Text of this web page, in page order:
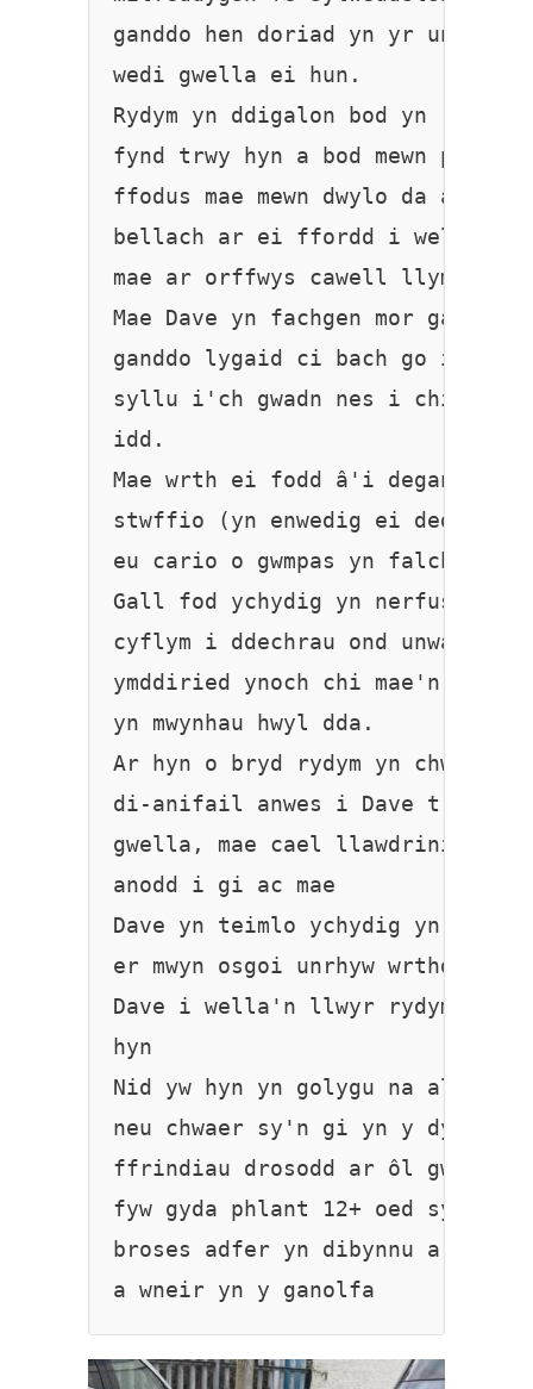
ganddo hen doriad yn yr un
wedi gwella ei hun.
Rydym yn ddigalon bod yn rhaid
fynd trwy hyn a bod mewn poen
ffodus mae mewn dwylo da ac mae
bellach ar ei ffordd i wella.
mae ar orffwys cawell llym am
Mae Dave yn fachgen mor
ganddo lygaid ci bach go iawn
syllu i'ch gwadn nes i chi roi
idd.
Mae wrth ei fodd â'i deganau
stwffio (yn enwedig ei dedi
eu cario o gwmpas yn falch!
Gall fod ychydig yn nerfus o
cyflym i ddechrau ond unwaith
ymddiried ynoch chi mae'n
yn mwynhau hwyl dda.
Ar hyn o bryd rydym yn chwilio
di-anifail anwes i Dave tra ei
gwella, mae cael llawdriniaeth
anodd i gi ac mae
Dave yn teimlo ychydig yn
er mwyn osgoi unrhyw wrthdaro
Dave i wella'n llwyr rydym yn
hyn
Nid yw hyn yn golygu na all
neu chwaer sy'n gi yn y
ffrindiau drosodd ar ôl
fyw gyda phlant 12+ oed sy'n
broses adfer yn dibynnu ar y
a wneir yn y ganolfa